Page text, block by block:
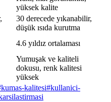
yüksek kalite
30 derecede yıkanabilir,
düşük ısıda kurutma
4.6 yıldız ortalaması
Yumuşak ve kaliteli
dokusu, renk kalitesi
yüksek
kumas-kalitesi#kullanici-